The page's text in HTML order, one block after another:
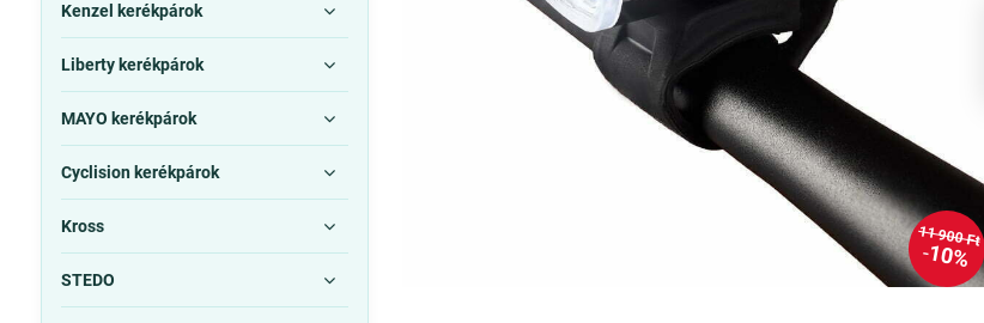
11 900 Ft
10%
Kenzel kerékpárok
Liberty kerékpárok
MAYO kerékpárok
Cyclision kerékpárok
Kross
STEDO